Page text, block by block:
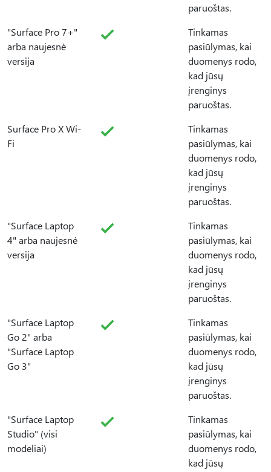
paruoštas.
"Surface Pro 7+"
arba naujesnė
versija
Tinkamas
pasiūlymas, kai
duomenys rodo,
kad jūsų
įrenginys
paruoštas.
Surface Pro X Wi-
Fi
Tinkamas
pasiūlymas, kai
duomenys rodo,
kad jūsų
įrenginys
paruoštas.
"Surface Laptop
4" arba naujesnė
versija
Tinkamas
pasiūlymas, kai
duomenys rodo,
kad jūsų
įrenginys
paruoštas.
"Surface Laptop
Go 2" arba
"Surface Laptop
Go 3"
Tinkamas
pasiūlymas, kai
duomenys rodo,
kad jūsų
įrenginys
paruoštas.
"Surface Laptop
Studio" (visi
modeliai)
Tinkamas
pasiūlymas, kai
duomenys rodo,
kad jūsų